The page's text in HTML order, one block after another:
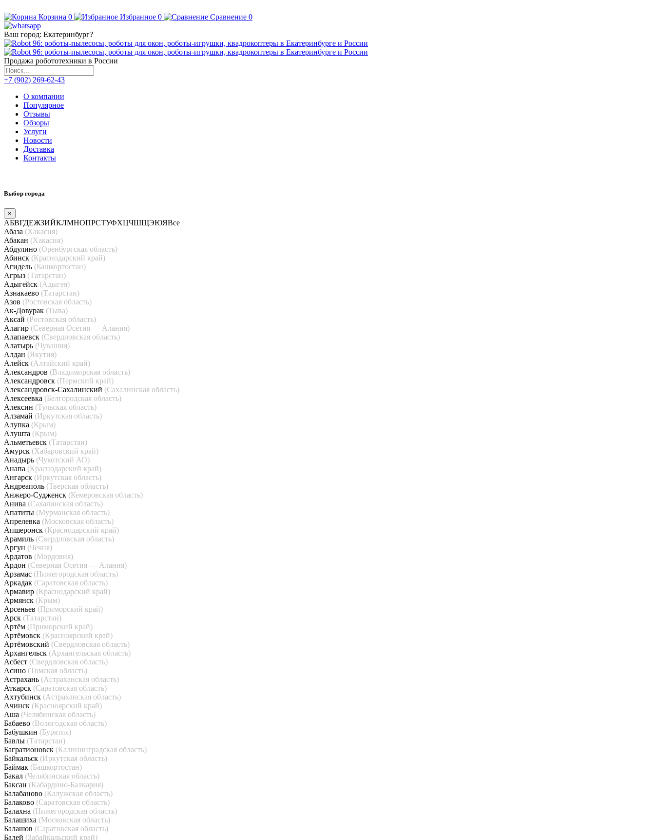
Корзина 0 Избранное 0 Сравнение 0
Ваш город: Екатеринбург?
Продажа робототехники в России
+7 (902) 269-62-43
О компании
Популярное
Отзывы
Обзоры
Услуги
Новости
Доставка
Контакты
Выбор города
×
АБВГДЕЖЗИЙКЛМНОПРСТУФХЦЧШЩЭЮЯВсе
Абаза (Хакасия)
Абакан (Хакасия)
Абдулино (Оренбургская область)
Абинск (Краснодарский край)
Агидель (Башкортостан)
Агрыз (Татарстан)
Адыгейск (Адыгея)
Азнакаево (Татарстан)
Азов (Ростовская область)
Ак-Довурак (Тыва)
Аксай (Ростовская область)
Алагир (Северная Осетия — Алания)
Алапаевск (Свердловская область)
Алатырь (Чувашия)
Алдан (Якутия)
Алейск (Алтайский край)
Александров (Владимирская область)
Александровск (Пермский край)
Александровск-Сахалинский (Сахалинская область)
Алексеевка (Белгородская область)
Алексин (Тульская область)
Алзамай (Иркутская область)
Алупка (Крым)
Алушта (Крым)
Альметьевск (Татарстан)
Амурск (Хабаровский край)
Анадырь (Чукотский АО)
Анапа (Краснодарский край)
Ангарск (Иркутская область)
Андреаполь (Тверская область)
Анжеро-Судженск (Кемеровская область)
Анива (Сахалинская область)
Апатиты (Мурманская область)
Апрелевка (Московская область)
Апшеронск (Краснодарский край)
Арамиль (Свердловская область)
Аргун (Чечня)
Ардатов (Мордовия)
Ардон (Северная Осетия — Алания)
Арзамас (Нижегородская область)
Аркадак (Саратовская область)
Армавир (Краснодарский край)
Армянск (Крым)
Арсеньев (Приморский край)
Арск (Татарстан)
Артём (Приморский край)
Артёмовск (Красноярский край)
Артёмовский (Свердловская область)
Архангельск (Архангельская область)
Асбест (Свердловская область)
Асино (Томская область)
Астрахань (Астраханская область)
Аткарск (Саратовская область)
Ахтубинск (Астраханская область)
Ачинск (Красноярский край)
Аша (Челябинская область)
Бабаево (Вологодская область)
Бабушкин (Бурятия)
Бавлы (Татарстан)
Багратионовск (Калининградская область)
Байкальск (Иркутская область)
Баймак (Башкортостан)
Бакал (Челябинская область)
Баксан (Кабардино-Балкария)
Балабаново (Калужская область)
Балаково (Саратовская область)
Балахна (Нижегородская область)
Балашиха (Московская область)
Балашов (Саратовская область)
Балей (Забайкальский край)